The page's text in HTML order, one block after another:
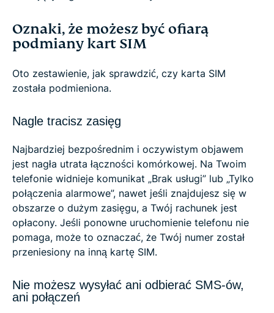
Oznaki, że możesz być ofiarą
podmiany kart SIM
Oto zestawienie, jak sprawdzić, czy karta SIM
została podmieniona.
Nagle tracisz zasięg
Najbardziej bezpośrednim i oczywistym objawem
jest nagła utrata łączności komórkowej. Na Twoim
telefonie widnieje komunikat „Brak usługi” lub „Tylko
połączenia alarmowe”, nawet jeśli znajdujesz się w
obszarze o dużym zasięgu, a Twój rachunek jest
opłacony. Jeśli ponowne uruchomienie telefonu nie
pomaga, może to oznaczać, że Twój numer został
przeniesiony na inną kartę SIM.
Nie możesz wysyłać ani odbierać SMS-ów,
ani połączeń